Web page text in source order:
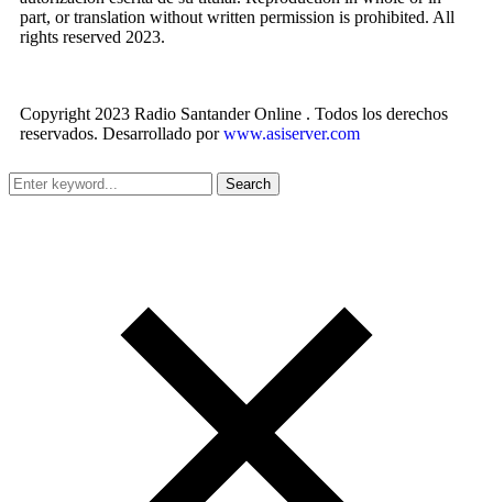
part, or translation without written permission is prohibited. All
rights reserved 2023.
Copyright 2023 Radio Santander Online . Todos los derechos
reservados. Desarrollado porwww.asiserver.com
Search